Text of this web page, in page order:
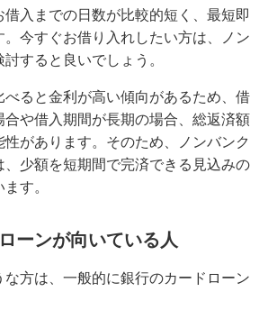
の最低返済額はいくら？決まり方や
方法も解説
借入のポイントも解説
で事業資金の調達は可能？利用条件
注意点を解説
・退職した際の影響も解説
ンは3社目でも利用できる？複数の借入
きの注意点を解説
借入までの日数が比較的短く、最短即
。今すぐお借り入れしたい方は、ノン
すると良いでしょう。
べると金利が高い傾向があるため、借
合や借入期間が長期の場合、総返済額
性があります。そのため、ノンバンク
、少額を短期間で完済できる見込みの
す。
ーンが向いている人
な方は、一般的に銀行のカードローン